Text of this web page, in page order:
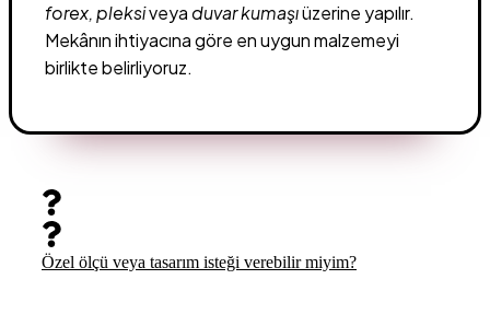
forex, pleksiveyaduvar kumaşıüzerine yapılır.
Mekânın ihtiyacına göre en uygun malzemeyi
birlikte belirliyoruz.
Özel ölçü veya tasarım isteği verebilir miyim?